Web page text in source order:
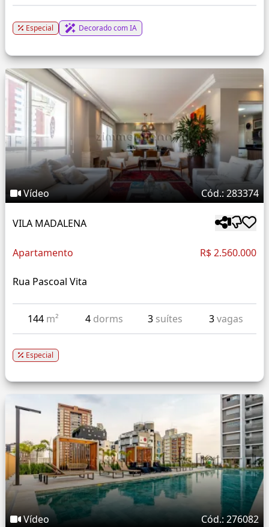
Especial Decorado com IA
Vídeo Cód.: 283374
VILA MADALENA
Apartamento R$ 2.560.000
Rua Pascoal Vita
144 m² 4 dorms 3 suítes 3vagas
Especial
Vídeo Cód.: 276082